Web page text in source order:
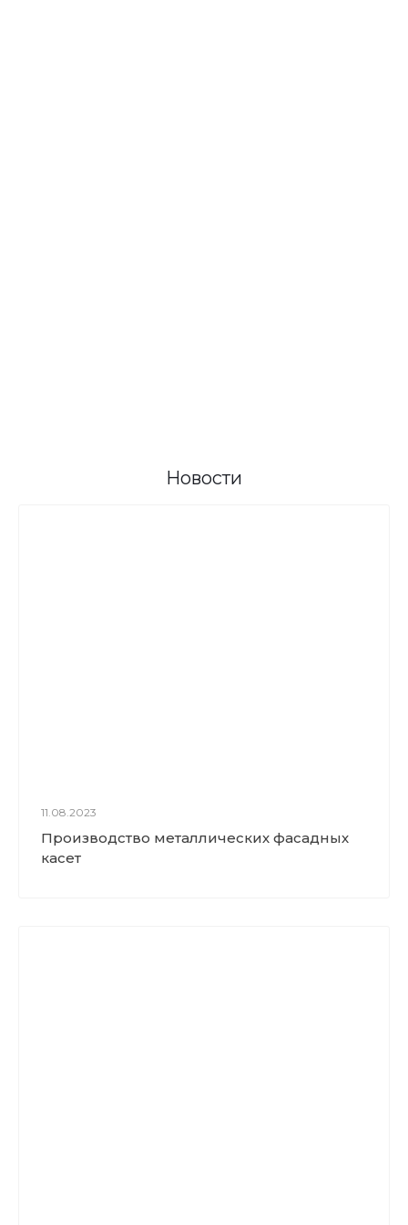
Новости
11.08.2023
Производство металлических фасадных
касет